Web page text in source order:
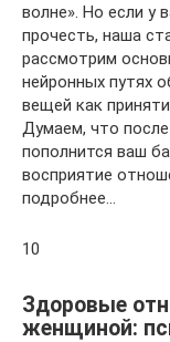
волне». Но если у
прочесть, наша
рассмотрим
нейронных путях
вещей как
Думаем, что
пополнится ваш
восприятие
подробнее…
10
Здоровые
женщиной: